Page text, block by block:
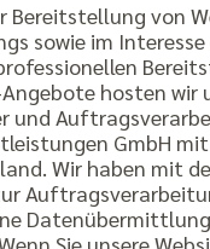
Bereitstellung von
sowie im
hosten wir
und
GmbH
Wir haben mit